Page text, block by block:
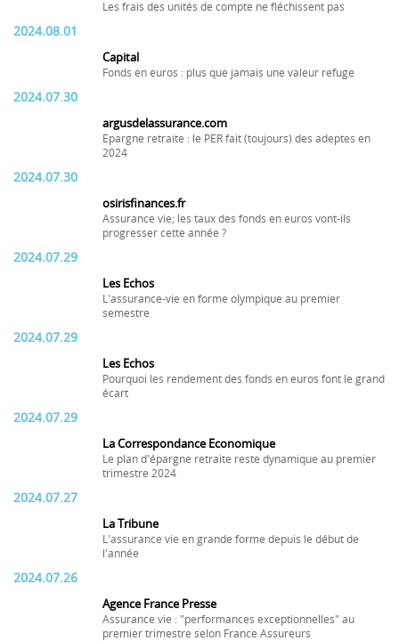
Les frais des unités de compte ne fléchissent pas
2024.08.01
Capital
Fonds en euros : plus que jamais une valeur refuge
2024.07.30
argusdelassurance.com
Epargne retraite : le PER fait (toujours) des adeptes en
2024
2024.07.30
osirisfinances.fr
Assurance vie; les taux des fonds en euros vont-ils
progresser cette année ?
2024.07.29
Les Echos
L'assurance-vie en forme olympique au premier
semestre
2024.07.29
Les Echos
Pourquoi les rendement des fonds en euros font le grand
écart
2024.07.29
La Correspondance Economique
Le plan d'épargne retraite reste dynamique au premier
trimestre 2024
2024.07.27
La Tribune
L'assurance vie en grande forme depuis le début de
l'année
2024.07.26
Agence France Presse
Assurance vie : "performances exceptionnelles" au
premier trimestre selon France Assureurs